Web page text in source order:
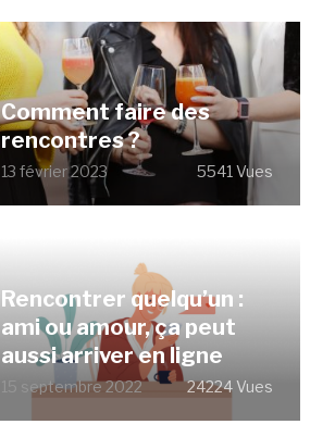
Comment faire des
rencontres ?
13 février 2023 5541 Vues
Rencontrer quelqu’un :
ami ou amour, ça peut
aussi arriver en ligne
15 septembre 2022 24224 Vues